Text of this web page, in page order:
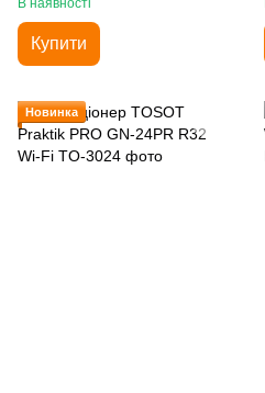
В наявності
Купити
Новинка